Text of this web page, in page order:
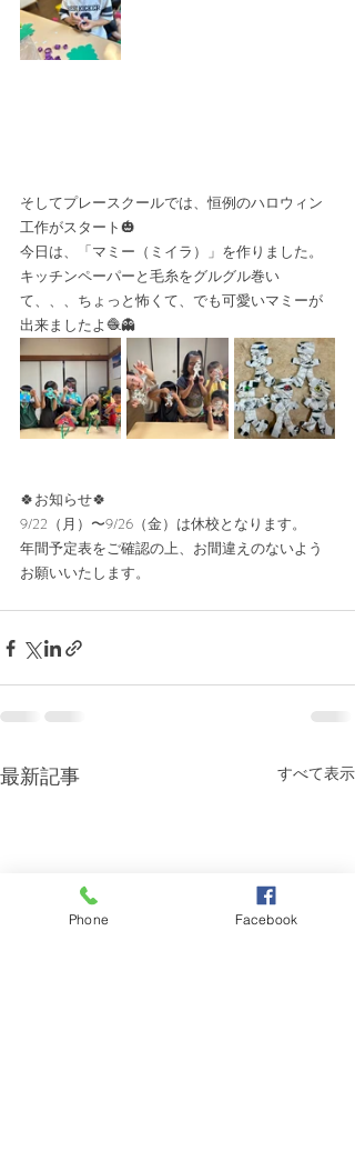
そしてプレースクールでは、恒例のハロウィン
工作がスタート🎃
今日は、「マミー（ミイラ）」を作りました。
キッチンペーパーと毛糸をグルグル巻い
て、、、ちょっと怖くて、でも可愛いマミーが
出来ましたよ🧶👻
🍀お知らせ🍀
9/22（月）〜9/26（金）は休校となります。
年間予定表をご確認の上、お間違えのないよう
お願いいたします。
最新記事 すべて表示
Phone Facebook